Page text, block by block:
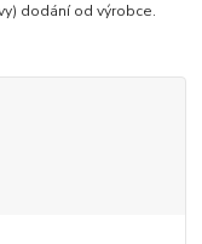
dodání od výrobce.